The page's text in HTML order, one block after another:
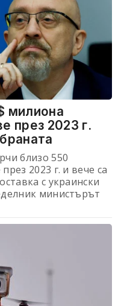
милиона
през 2023 г.
близо 550
2023 г. и вече са
с украински
министърът